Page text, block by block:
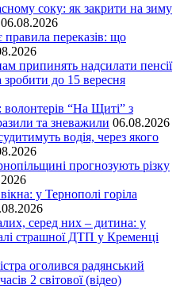
соку: як закрити на зиму
06.08.2026
переказів: що
припинять надсилати пенсії
до 15 вересня
“На Щиті” з
та зневажили 06.08.2026
водія, через якого
прогнозують різку
у Тернополі горіла
серед них – дитина: у
страшної ДТП у Кременці
оголився радянський
2 світової (відео)